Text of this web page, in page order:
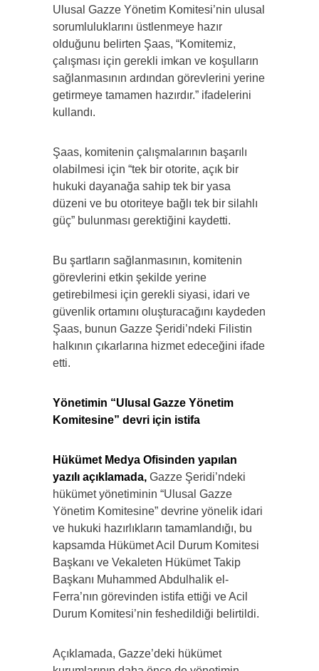
Ulusal Gazze Yönetim Komitesi’nin ulusal
sorumluluklarını üstlenmeye hazır
olduğunu belirten Şaas, “Komitemiz,
çalışması için gerekli imkan ve koşulların
sağlanmasının ardından görevlerini yerine
getirmeye tamamen hazırdır.” ifadelerini
kullandı.
Şaas, komitenin çalışmalarının başarılı
olabilmesi için “tek bir otorite, açık bir
hukuki dayanağa sahip tek bir yasa
düzeni ve bu otoriteye bağlı tek bir silahlı
güç” bulunması gerektiğini kaydetti.
Bu şartların sağlanmasının, komitenin
görevlerini etkin şekilde yerine
getirebilmesi için gerekli siyasi, idari ve
güvenlik ortamını oluşturacağını kaydeden
Şaas, bunun Gazze Şeridi’ndeki Filistin
halkının çıkarlarına hizmet edeceğini ifade
etti.
Yönetimin “Ulusal Gazze Yönetim
Komitesine” devri için istifa
Hükümet Medya Ofisinden yapılan
yazılı açıklamada, Gazze Şeridi’ndeki
hükümet yönetiminin “Ulusal Gazze
Yönetim Komitesine” devrine yönelik idari
ve hukuki hazırlıkların tamamlandığı, bu
kapsamda Hükümet Acil Durum Komitesi
Başkanı ve Vekaleten Hükümet Takip
Başkanı Muhammed Abdulhalik el-
Ferra’nın görevinden istifa ettiği ve Acil
Durum Komitesi’nin feshedildiği belirtildi.
Açıklamada, Gazze’deki hükümet